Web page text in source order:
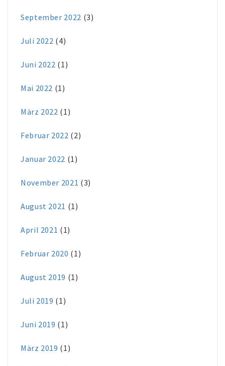
September 2022 (3)
Juli 2022 (4)
Juni 2022 (1)
Mai 2022 (1)
März 2022 (1)
Februar 2022 (2)
Januar 2022 (1)
November 2021 (3)
August 2021 (1)
April 2021 (1)
Februar 2020 (1)
August 2019 (1)
Juli 2019 (1)
Juni 2019 (1)
März 2019 (1)